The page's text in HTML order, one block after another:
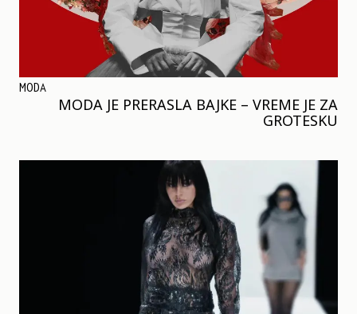
MODA
MODA JE PRERASLA BAJKE – VREME JE ZA
GROTESKU